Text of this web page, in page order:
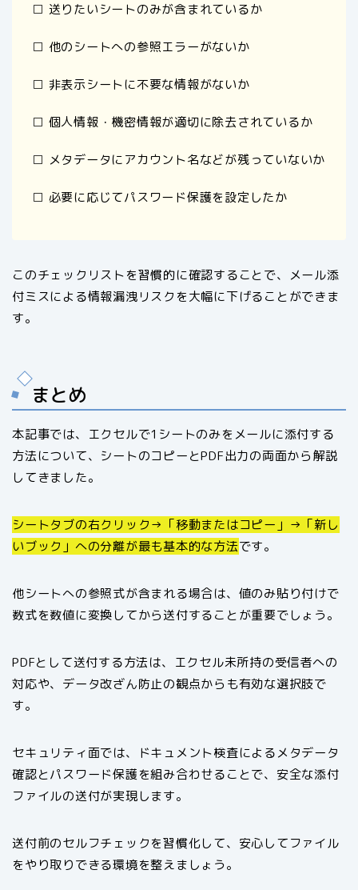
□ 送りたいシートのみが含まれているか
□ 他のシートへの参照エラーがないか
□ 非表示シートに不要な情報がないか
□ 個人情報・機密情報が適切に除去されているか
□ メタデータにアカウント名などが残っていないか
□ 必要に応じてパスワード保護を設定したか
このチェックリストを習慣的に確認することで、メール添
付ミスによる情報漏洩リスクを大幅に下げることができま
す。
まとめ
本記事では、エクセルで1シートのみをメールに添付する
方法について、シートのコピーとPDF出力の両面から解説
してきました。
シートタブの右クリック→「移動またはコピー」→「新し
いブック」への分離が最も基本的な方法です。
他シートへの参照式が含まれる場合は、値のみ貼り付けで
数式を数値に変換してから送付することが重要でしょう。
PDFとして送付する方法は、エクセル未所持の受信者への
対応や、データ改ざん防止の観点からも有効な選択肢で
す。
セキュリティ面では、ドキュメント検査によるメタデータ
確認とパスワード保護を組み合わせることで、安全な添付
ファイルの送付が実現します。
送付前のセルフチェックを習慣化して、安心してファイル
をやり取りできる環境を整えましょう。